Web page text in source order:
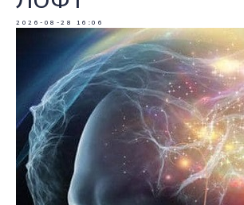
2026-08-28 16:06